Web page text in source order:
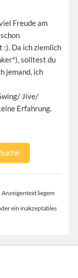
Freude am
Da ich ziemlich
solltest du
jemand, ich
Jive/
Erfahrung.
liegem
ein inakzeptables